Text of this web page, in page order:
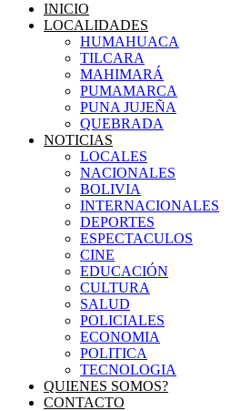
INICIO
LOCALIDADES
HUMAHUACA
TILCARA
MAHIMARÁ
PUMAMARCA
PUNA JUJEÑA
QUEBRADA
NOTICIAS
LOCALES
NACIONALES
BOLIVIA
INTERNACIONALES
DEPORTES
ESPECTACULOS
CINE
EDUCACIÓN
CULTURA
SALUD
POLICIALES
ECONOMIA
POLITICA
TECNOLOGIA
QUIENES SOMOS?
CONTACTO